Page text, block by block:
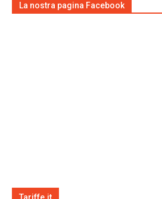
La nostra pagina Facebook